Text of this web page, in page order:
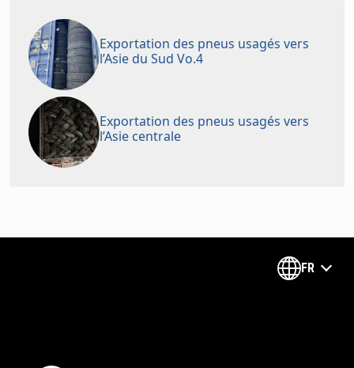
Exportation des pneus usagés vers
l’Asie du Sud Vo.4
Exportation des pneus usagés vers
l’Asie centrale
FR